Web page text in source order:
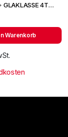
GLAKLASSE 4T
2012
Warenkorb